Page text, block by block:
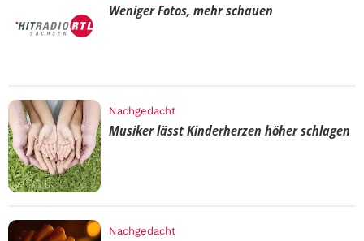
Weniger Fotos, mehr schauen
Nachgedacht
Musiker lässt Kinderherzen höher schlagen
Nachgedacht